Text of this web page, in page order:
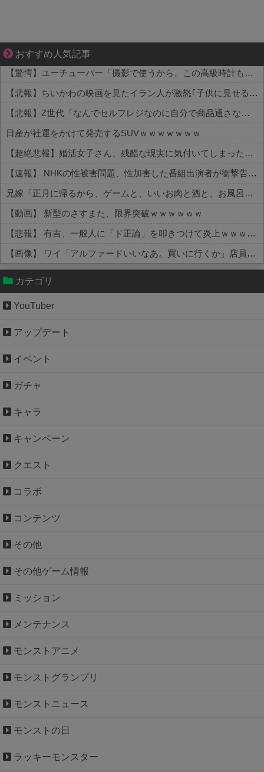
おすすめ人気記事
ゾッとして、ほろりとする奇妙な物語。
【驚愕】ユーチューバー「撮影で使うから、この高級時計も車もぜ～んぶ経費でタダ！ｗ」←まさかコレ本気にしてる奴なんておらんよな？よな？w w w w w w w w w w w
【悲報】ちいかわの映画を見たイラン人が激怒｢子供に見せる内容じゃない｡悪影響は計り知れない｣←これw w w w w w w w w
【悲報】Z世代「なんでセルフレジなのに自分で商品通さないといけないんだ」
日産が社運をかけて発売するSUVｗｗｗｗｗｗｗ
【超絶悲報】婚活女子さん、残酷な現実に気付いてしまった結果…
【速報】 NHKの性被害問題、性加害した番組出演者が衝撃告白！
兄嫁「正月に帰るから、ゲームと、いいお肉と酒と、お風呂グッズの準備しとけよ」寝起きの私「知るかボケ」兄嫁「キィィィィー！！！！」私「あ…」
【動画】 新型のさすまた、限界突破ｗｗｗｗｗｗ
【悲報】 有吉、一般人に「ド正論」を叩きつけて炎上ｗｗｗｗｗｗｗｗ
【画像】 ワイ「アルファードいいなあ。買いに行くか」店員「ほいっ見積もりな！」ワイ「金額おかしくね？」←お前らもそう思うよな？？？？？
Powered by livedoor 相互RSS
カテゴリ
YouTuber
アップデート
イベント
ガチャ
キャラ
キャンペーン
クエスト
コラボ
コンテンツ
その他
その他ゲーム情報
ミッション
メンテナンス
モンストアニメ
モンストグランプリ
モンストニュース
モンストの日
ラッキーモンスター